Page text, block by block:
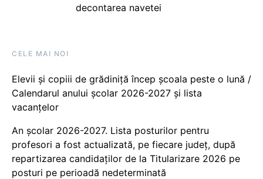
decontarea navetei
CELE MAI NOI
Elevii și copiii de grădiniță încep școala peste o lună /
Calendarul anului școlar 2026-2027 și lista
vacanțelor
An școlar 2026-2027. Lista posturilor pentru
profesori a fost actualizată, pe fiecare județ, după
repartizarea candidaților de la Titularizare 2026 pe
posturi pe perioadă nedeterminată